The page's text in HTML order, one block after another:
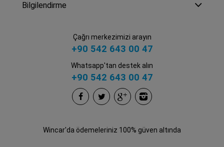
Bilgilendirme
Çağrı merkezimizi arayın
+90 542 643 00 47
Whatsapp'tan destek alın
+90 542 643 00 47
Wincar'da ödemeleriniz 100% güven altında